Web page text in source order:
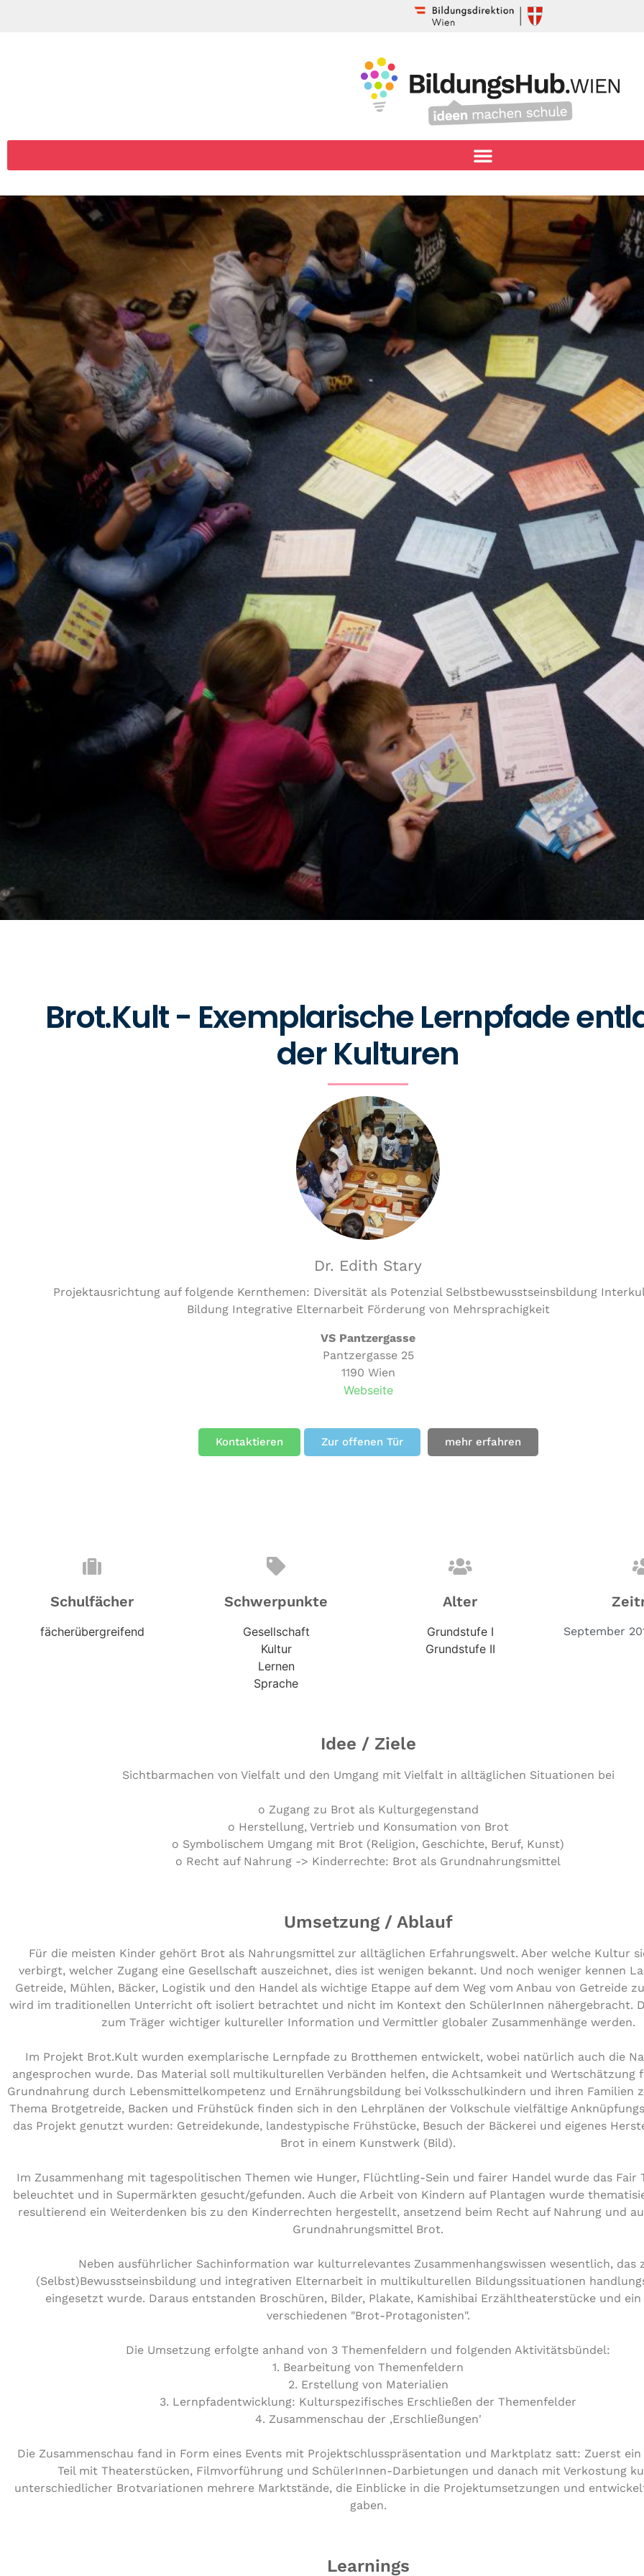
Brot.Kult - Exemplarische Lernpfade
der Kulturen
Dr. Edith Stary
Projektausrichtung auf folgende Kernthemen: Diversität als Potenzial Selbstbewusstseinsbildung
Bildung Integrative Elternarbeit Förderung von Mehrsprachigkeit
VS Pantzergasse
Pantzergasse 25
1190 Wien
Webseite
Kontaktieren Zur offenen Tür mehr erfahren
Schulfächer
fächerübergreifend
Schwerpunkte
Gesellschaft
Kultur
Lernen
Sprache
Alter
Grundstufe I
Grundstufe II
September
Idee / Ziele
Sichtbarmachen von Vielfalt und den Umgang mit Vielfalt in alltäglichen Situationen bei
o Zugang zu Brot als Kulturgegenstand
o Herstellung, Vertrieb und Konsumation von Brot
o Symbolischem Umgang mit Brot (Religion, Geschichte, Beruf, Kunst)
o Recht auf Nahrung -> Kinderrechte: Brot als Grundnahrungsmittel
Umsetzung / Ablauf
Für die meisten Kinder gehört Brot als Nahrungsmittel zur alltäglichen Erfahrungswelt. Aber welche Kultur
verbirgt, welcher Zugang eine Gesellschaft auszeichnet, dies ist wenigen bekannt. Und noch weniger kennen
Getreide, Mühlen, Bäcker, Logistik und den Handel als wichtige Etappe auf dem Weg vom Anbau von Getreide
wird im traditionellen Unterricht oft isoliert betrachtet und nicht im Kontext den SchülerInnen nähergebracht.
zum Träger wichtiger kultureller Information und Vermittler globaler Zusammenhänge werden.
Im Projekt Brot.Kult wurden exemplarische Lernpfade zu Brotthemen entwickelt, wobei natürlich auch die
angesprochen wurde. Das Material soll multikulturellen Verbänden helfen, die Achtsamkeit und Wertschätzung
Grundnahrung durch Lebensmittelkompetenz und Ernährungsbildung bei Volksschulkindern und ihren Familien
Thema Brotgetreide, Backen und Frühstück finden sich in den Lehrplänen der Volkschule vielfältige
das Projekt genutzt wurden: Getreidekunde, landestypische Frühstücke, Besuch der Bäckerei und eigenes
Brot in einem Kunstwerk (Bild).
Im Zusammenhang mit tagespolitischen Themen wie Hunger, Flüchtling-Sein und fairer Handel wurde das Fair
beleuchtet und in Supermärkten gesucht/gefunden. Auch die Arbeit von Kindern auf Plantagen wurde
resultierend ein Weiterdenken bis zu den Kinderrechten hergestellt, ansetzend beim Recht auf Nahrung und
Grundnahrungsmittel Brot.
Neben ausführlicher Sachinformation war kulturrelevantes Zusammenhangswissen wesentlich, das
(Selbst)Bewusstseinsbildung und integrativen Elternarbeit in multikulturellen Bildungssituationen
eingesetzt wurde. Daraus entstanden Broschüren, Bilder, Plakate, Kamishibai Erzähltheaterstücke und
verschiedenen "Brot-Protagonisten".
Die Umsetzung erfolgte anhand von 3 Themenfeldern und folgenden Aktivitätsbündel:
1. Bearbeitung von Themenfeldern
2. Erstellung von Materialien
3. Lernpfadentwicklung: Kulturspezifisches Erschließen der Themenfelder
4. Zusammenschau der ‚Erschließungen'
Die Zusammenschau fand in Form eines Events mit Projektschlusspräsentation und Marktplatz satt: Zuerst ein
Teil mit Theaterstücken, Filmvorführung und SchülerInnen-Darbietungen und danach mit Verkostung
unterschiedlicher Brotvariationen mehrere Marktstände, die Einblicke in die Projektumsetzungen und
gaben.
Learnings